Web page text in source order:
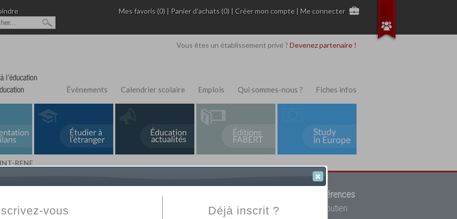
Mes favoris (0) | Panier d'achats (0) |Créer mon compte |Me connecter
Vous êtes un établissement privé ? Devenez partenaire !
Évènements Calendrier scolaire Emplois Qui sommes-nous ? Fiches infos
RENE
Fabert.com
12908 références
votre établissement privé, du primaire au supérieur, mais aussi des cours de soutien
vous Déjà inscrit ?